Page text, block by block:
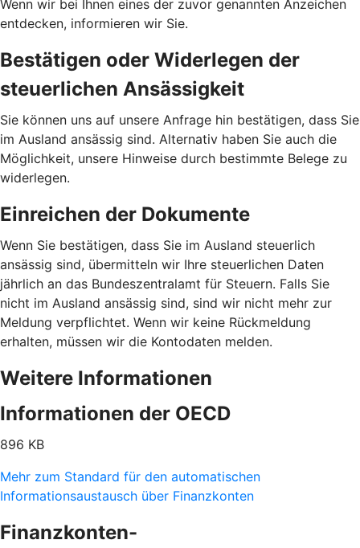
Wenn wir bei Ihnen eines der zuvor genannten Anzeichen
entdecken, informieren wir Sie.
Bestätigen oder Widerlegen der
steuerlichen Ansässigkeit
Sie können uns auf unsere Anfrage hin bestätigen, dass Sie
im Ausland ansässig sind. Alternativ haben Sie auch die
Möglichkeit, unsere Hinweise durch bestimmte Belege zu
widerlegen.
Einreichen der Dokumente
Wenn Sie bestätigen, dass Sie im Ausland steuerlich
ansässig sind, übermitteln wir Ihre steuerlichen Daten
jährlich an das Bundeszentralamt für Steuern. Falls Sie
nicht im Ausland ansässig sind, sind wir nicht mehr zur
Meldung verpflichtet. Wenn wir keine Rückmeldung
erhalten, müssen wir die Kontodaten melden.
Weitere Informationen
Informationen der OECD
896 KB
Mehr zum Standard für den automatischen
Informationsaustausch über Finanzkonten
Finanzkonten-